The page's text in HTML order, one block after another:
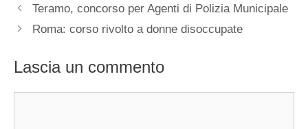
Teramo, concorso per Agenti di Polizia Municipale
Roma: corso rivolto a donne disoccupate
Lascia un commento